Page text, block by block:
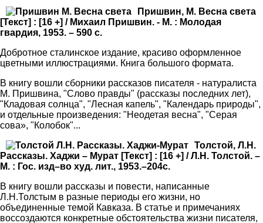
Пришвин, М. Весна света
[Текст] : [16 +] / Михаил Пришвин. - М. : Молодая
гвардия, 1953. – 590 с.
Добротное сталинское издание, красиво оформленное
цветными иллюстрациями. Книга большого формата.
В книгу вошли сборники рассказов писателя - натуралиста
М. Пришвина, "Слово правды" (рассказы последних лет),
"Кладовая солнца", "Лесная капель", "Календарь природы",
и отдельные произведения: "Неодетая весна", "Серая
сова», "Колобок"...
Толстой, Л.Н.
Рассказы. Хаджи – Мурат [Текст] : [16 +] / Л.Н. Толстой. –
М. : Гос. изд–во худ. лит., 1953.–204с.
В книгу вошли рассказы и повести, написанные
Л.Н.Толстым в разные периоды его жизни, но
объединенные темой Кавказа. В статье и примечаниях
воссоздаются конкретные обстоятельства жизни писателя,